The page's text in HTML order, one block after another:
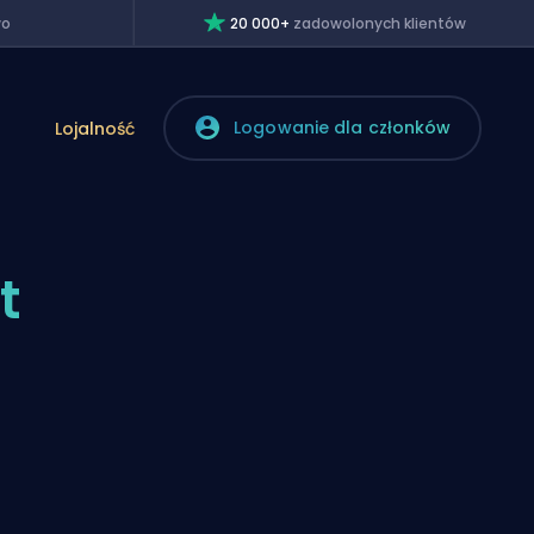
20 000+ zadowolonych klientów
Lojalność Logowanie dla członków